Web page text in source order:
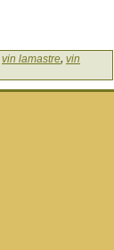
vin lamastre, vin